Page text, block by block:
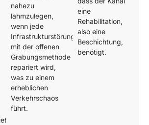
nahezu
lahmzulegen,
wenn jede
Infrastrukturstörung
mit der offenen
Grabungsmethode
repariert wird,
was zu einem
erheblichen
Verkehrschaos
führt.
eine
Rehabilitation,
also eine
Beschichtung,
benötigt.